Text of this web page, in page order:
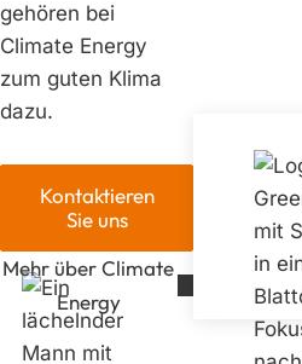
gehören bei
Climate Energy
zum guten Klima
dazu.
Kontaktieren
Sie uns
Mehr über Climate
Energy